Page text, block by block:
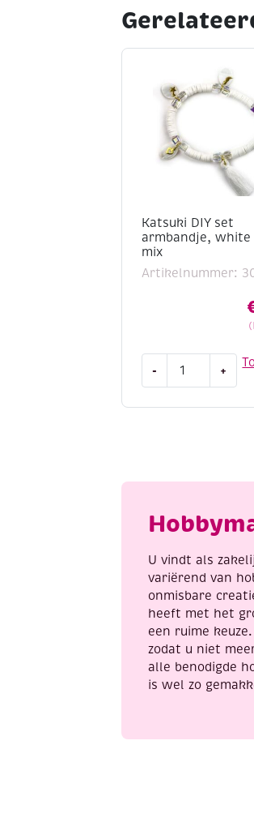
Katsuki DIY set
armbandje, white
mix
Artikelnummer:
-
aantal
+
U vindt als
variërend van
onmisbare
heeft met het
een ruime
zodat u niet
alle benodigde
is wel zo